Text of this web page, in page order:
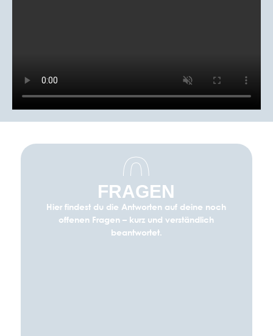
0
FRAGEN
Hier findest du die Antworten auf deine noch
offenen Fragen – kurz und verständlich
beantwortet.